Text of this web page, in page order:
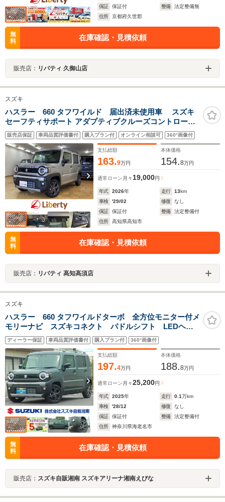
保証
保証付 整備
法定整備無
住所
京都府久世郡
無
料
在庫確認・見積依頼
販売店： リバティ 久御山店
スズキ
ハスラー 660 タフワイルド 届出済未使用車 スズキ
セーフティサポート アダプティブクルーズコントロール
LEDヘッドライト フォグライト スマートキー アイドリン
グストップ 前席シートヒーター ステアリングスイッチ 純
正アルミ
販売店保証 車両品質評価書付 購入プラン付 オンライン相談可 360°画像付
支払総額
163.9万円
本体価格
154.8万円
通常ローン 月々 19,000円
年式 2026年 走行 13km
車検
'29/02 修復
なし
保証
保証付 整備
法定整備付
住所
高知県高知市
無
料
在庫確認・見積依頼
販売店： リバティ 高知高須店
スズキ
ハスラー 660 タフワイルドターボ 全方位モニター付メ
モリーナビ スズキコネクト パドルシフト LEDヘッ
ドランプ プッシュスタート ルーフレール アダプテ
ィブクルーズコントロール ステアリングオーディオス
イッチ パーソナルテーブル
ディーラー保証 車両品質評価書付 購入プラン付 360°画像付
支払総額
197.4万円
本体価格
188.8万円
通常ローン 月々25,200円
年式 2025年 走行 0.1万km
車検
'28/12 修復
なし
保証
保証付 整備
法定整備付
住所
神奈川県海老名市
無
料
在庫確認・見積依頼
販売店： スズキ自販湘南 スズキアリーナ湘南えびな